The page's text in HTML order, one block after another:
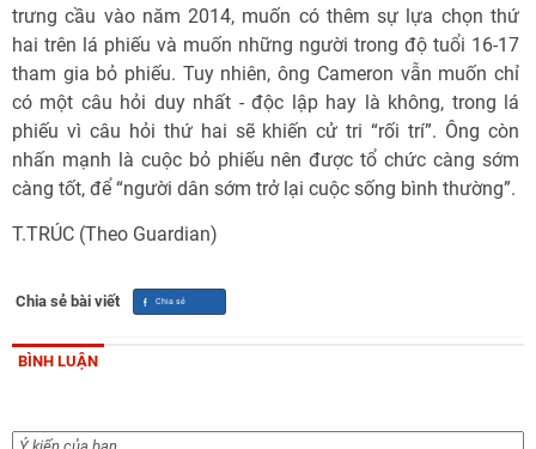
trưng cầu vào năm 2014, muốn có thêm sự lựa chọn thứ
hai trên lá phiếu và muốn những người trong độ tuổi 16-17
tham gia bỏ phiếu. Tuy nhiên, ông Cameron vẫn muốn chỉ
có một câu hỏi duy nhất - độc lập hay là không, trong lá
phiếu vì câu hỏi thứ hai sẽ khiến cử tri “rối trí”. Ông còn
nhấn mạnh là cuộc bỏ phiếu nên được tổ chức càng sớm
càng tốt, để “người dân sớm trở lại cuộc sống bình thường”.
T.TRÚC (Theo Guardian)
Chia sẻ bài viết
BÌNH LUẬN